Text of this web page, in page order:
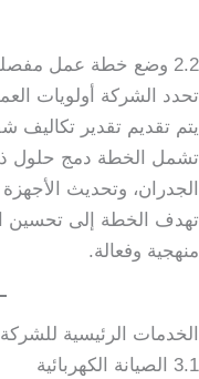
2.2 وضع خطة عمل مفصلة
تحدد الشركة أولويات
يتم تقديم تقدير
تشمل الخطة دمج حلول
الجدران، وتحديث
تهدف الخطة إلى تحسين
منهجية وفعالة.
الخدمات الرئيسية للشركة
3.1 الصيانة الكهربائية